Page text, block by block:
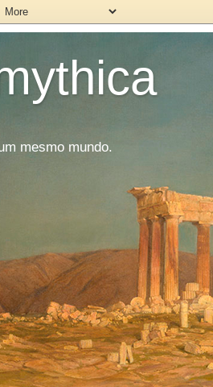
mesmo mundo.